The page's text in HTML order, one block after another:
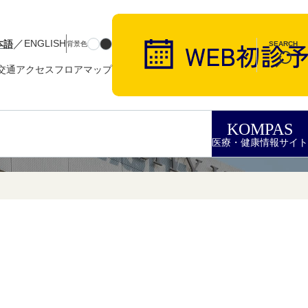
語／ENGLISH背景色
通アクセスフロアマップ
SEARCH
KOMPAS
医療・健康情報サイト